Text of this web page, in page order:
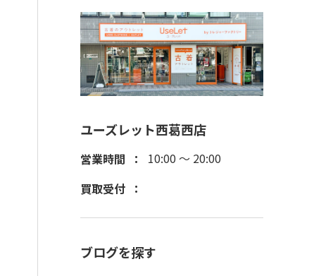
ユーズレット西葛西店
営業時間
10:00 ～ 20:00
買取受付
ブログを探す